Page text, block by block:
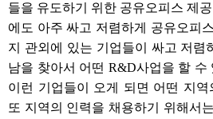
들을 유도하기 위한 공유오피스 제
에도 아주 싸고 저렴하게 공유오피
지 관외에 있는 기업들이 싸고 저렴
남을 찾아서 어떤 R&D사업을 할 수
이런 기업들이 오게 되면 어떤 지
또 지역의 인력을 채용하기 위해서